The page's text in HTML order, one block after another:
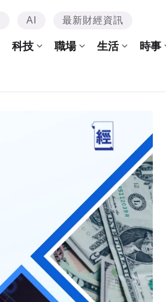
AI 最新財經資訊
科技 職場 生活 時事